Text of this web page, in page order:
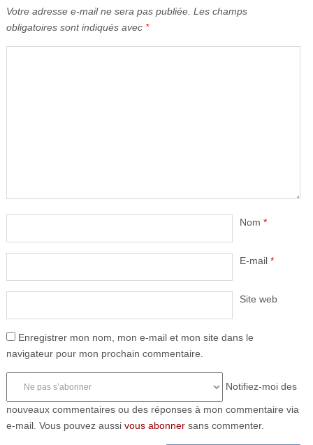
Votre adresse e-mail ne sera pas publiée. Les champs
obligatoires sont indiqués avec *
Nom *
E-mail *
Site web
Enregistrer mon nom, mon e-mail et mon site dans le
navigateur pour mon prochain commentaire.
Notifiez-moi des
nouveaux commentaires ou des réponses à mon commentaire via
e-mail. Vous pouvez aussi vous abonnersans commenter.